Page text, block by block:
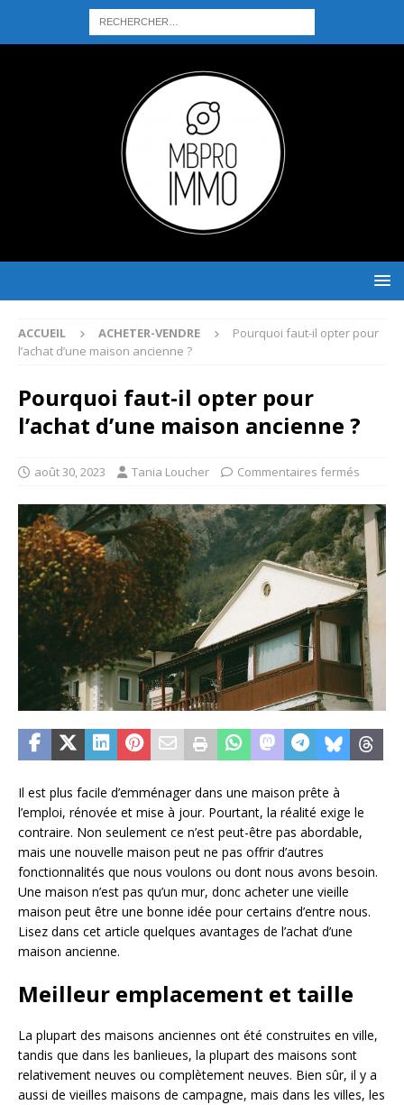
ACCUEIL ACHETER-VENDRE
Pourquoi faut-il opter pour
l’achat d’une maison ancienne ?
Pourquoi faut-il opter pour
l’achat d’une maison ancienne ?
août 30, 2023 Tania Loucher Commentaires fermés
Il est plus facile d’emménager dans une maison prête à
l’emploi, rénovée et mise à jour. Pourtant, la réalité exige le
contraire. Non seulement ce n’est peut-être pas abordable,
mais une nouvelle maison peut ne pas offrir d’autres
fonctionnalités que nous voulons ou dont nous avons besoin.
Une maison n’est pas qu’un mur, donc acheter une vieille
maison peut être une bonne idée pour certains d’entre nous.
Lisez dans cet article quelques avantages de l’achat d’une
maison ancienne.
Meilleur emplacement et taille
La plupart des maisons anciennes ont été construites en ville,
tandis que dans les banlieues, la plupart des maisons sont
relativement neuves ou complètement neuves. Bien sûr, il y a
aussi de vieilles maisons de campagne, mais dans les villes, les